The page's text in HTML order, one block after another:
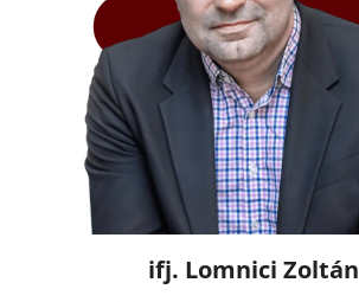
ifj. Lomnici Zoltán